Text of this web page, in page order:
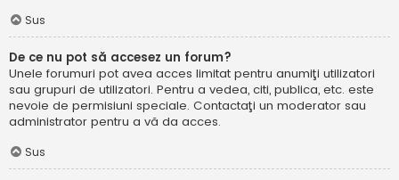
Sus
De ce nu pot să accesez un forum?
Unele forumuri pot avea acces limitat pentru anumiţi utilizatori
sau grupuri de utilizatori. Pentru a vedea, citi, publica, etc. este
nevoie de permisiuni speciale. Contactaţi un moderator sau
administrator pentru a vă da acces.
Sus